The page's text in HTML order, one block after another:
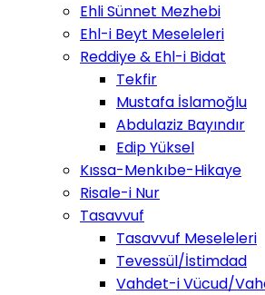
Ehli Sünnet Mezhebi
Ehl-i Beyt Meseleleri
Reddiye & Ehl-i Bidat
Tekfir
Mustafa İslamoğlu
Abdulaziz Bayındır
Edip Yüksel
Kıssa-Menkıbe-Hikaye
Risale-i Nur
Tasavvuf
Tasavvuf Meseleleri
Tevessül/İstimdad
Vahdet-i Vücud/